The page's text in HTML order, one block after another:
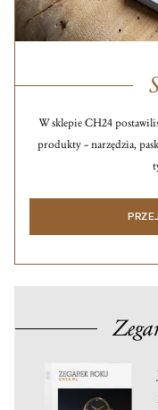
W sklepie CH24
produkty – narzędzia,